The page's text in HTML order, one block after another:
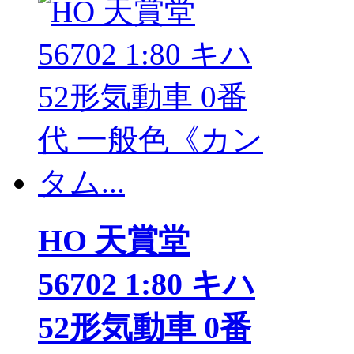
HO 天賞堂
56702 1:80 キハ
52形気動車 0番